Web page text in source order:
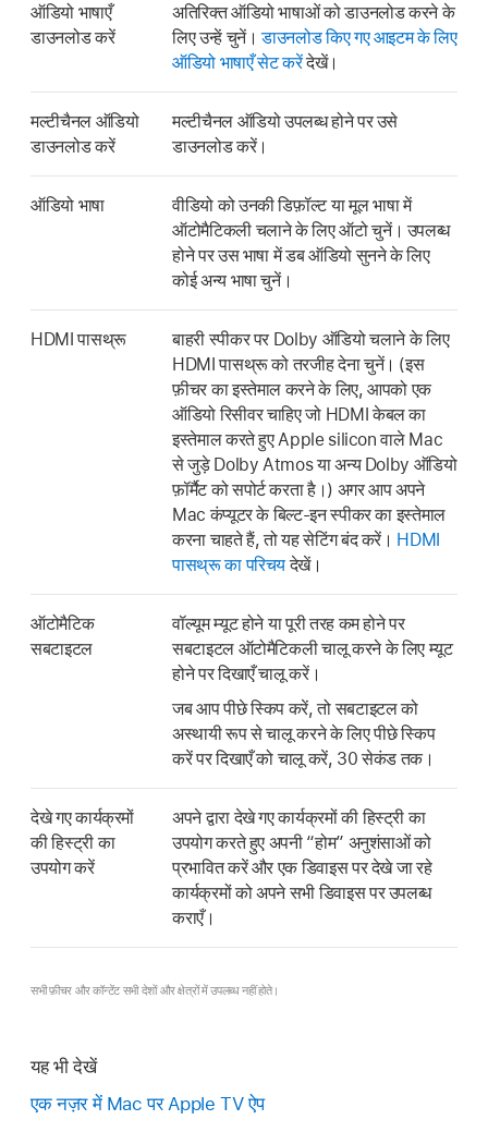
ऑडियो भाषाएँ
डाउनलोड करें
अतिरिक्त ऑडियो भाषाओं को डाउनलोड करने के
लिए उन्हें चुनें।डाउनलोड किए गए आइटम के लिए
ऑडियो भाषाएँ सेट करेंदेखें।
मल्टीचैनल ऑडियो
डाउनलोड करें
मल्टीचैनल ऑडियो उपलब्ध होने पर उसे
डाउनलोड करें।
ऑडियो भाषा
वीडियो को उनकी डिफ़ॉल्ट या मूल भाषा में
ऑटोमैटिकली चलाने के लिए ऑटो चुनें। उपलब्ध
होने पर उस भाषा में डब ऑडियो सुनने के लिए
कोई अन्य भाषा चुनें।
HDMI पासथ्रू
बाहरी स्पीकर पर Dolby ऑडियो चलाने के लिए
HDMI पासथ्रू को तरजीह देना चुनें। (इस
फ़ीचर का इस्तेमाल करने के लिए, आपको एक
ऑडियो रिसीवर चाहिए जो HDMI केबल का
इस्तेमाल करते हुए Apple silicon वाले Mac
से जुड़े Dolby Atmos या अन्य Dolby ऑडियो
फ़ॉर्मैट को सपोर्ट करता है।) अगर आप अपने
Mac कंप्यूटर के बिल्ट-इन स्पीकर का इस्तेमाल
करना चाहते हैं, तो यह सेटिंग बंद करें। HDMI
पासथ्रू का परिचयदेखें।
ऑटोमैटिक
सबटाइटल
वॉल्यूम म्यूट होने या पूरी तरह कम होने पर
सबटाइटल ऑटोमैटिकली चालू करने के लिए म्यूट
होने पर दिखाएँ चालू करें।
जब आप पीछे स्किप करें, तो सबटाइटल को
अस्थायी रूप से चालू करने के लिए पीछे स्किप
करें पर दिखाएँ को चालू करें, 30 सेकंड तक।
देखे गए कार्यक्रमों
की हिस्ट्री का
उपयोग करें
अपने द्वारा देखे गए कार्यक्रमों की हिस्ट्री का
उपयोग करते हुए अपनी “होम” अनुशंसाओं को
प्रभावित करें और एक डिवाइस पर देखे जा रहे
कार्यक्रमों को अपने सभी डिवाइस पर उपलब्ध
कराएँ।
सभी फ़ीचर और कॉन्टेंट सभी देशों और क्षेत्रों में उपलब्ध नहीं होते।
यह भी देखें
एक नज़र में Mac पर Apple TV ऐप